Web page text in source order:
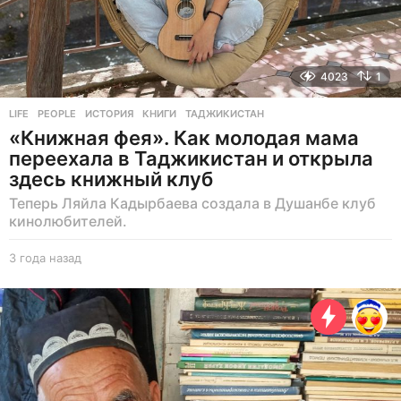
4023 1
LIFE ,PEOPLE ИСТОРИЯ ,КНИГИ ,ТАДЖИКИСТАН
«Книжная фея». Как молодая мама
переехала в Таджикистан и открыла
здесь книжный клуб
Теперь Ляйла Кадырбаева создала в Душанбе клуб
кинолюбителей.
3 года назад
о
н
з
а